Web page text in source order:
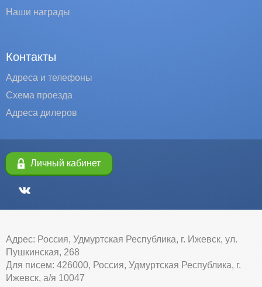
Наши награды
Контакты
Адреса и телефоны
Схема проезда
Адреса дилеров
Личный кабинет
Адрес: Россия, Удмуртская Республика, г. Ижевск, ул.
Пушкинская, 268
Для писем: 426000, Россия, Удмуртская Республика, г.
Ижевск, а/я 10047